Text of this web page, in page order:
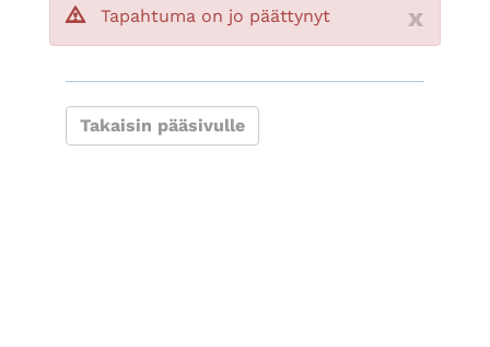
x
Tapahtuma on jo päättynyt
Takaisin pääsivulle